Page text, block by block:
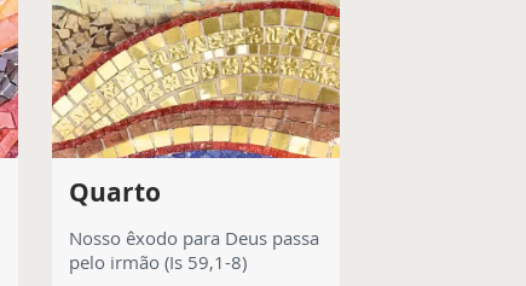
Quarto
Nosso êxodo para Deus passa
pelo irmão (Is 59,1-8)